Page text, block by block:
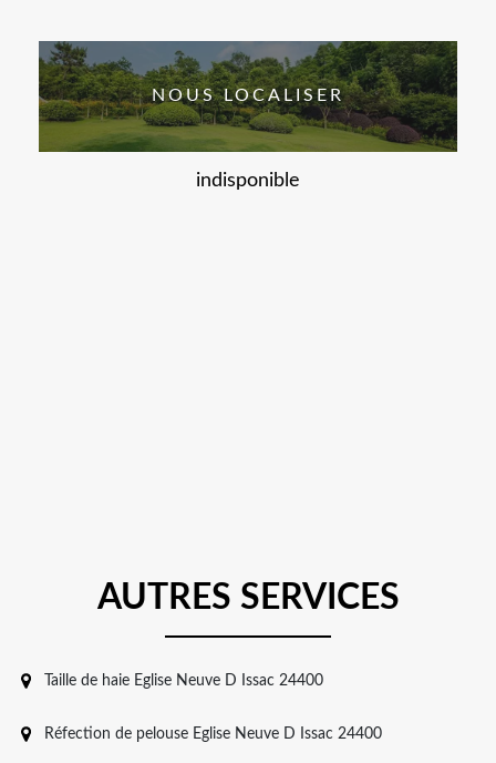
NOUS LOCALISER
indisponible
AUTRES SERVICES
Taille de haie Eglise Neuve D Issac 24400
Réfection de pelouse Eglise Neuve D Issac 24400